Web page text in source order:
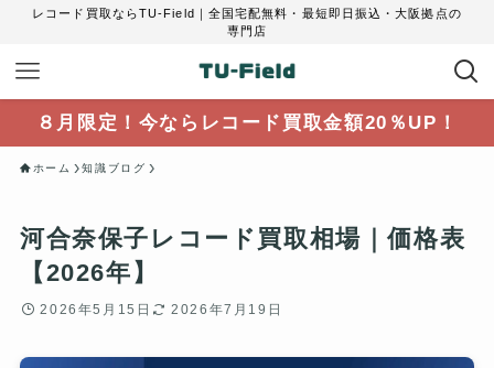
レコード買取ならTU-Field｜全国宅配無料・最短即日振込・大阪拠点の
専門店
８月限定！今ならレコード買取金額20％UP！
ホーム 知識ブログ
河合奈保子レコード買取相場｜価格表
【2026年】
2026年5月15日 2026年7月19日